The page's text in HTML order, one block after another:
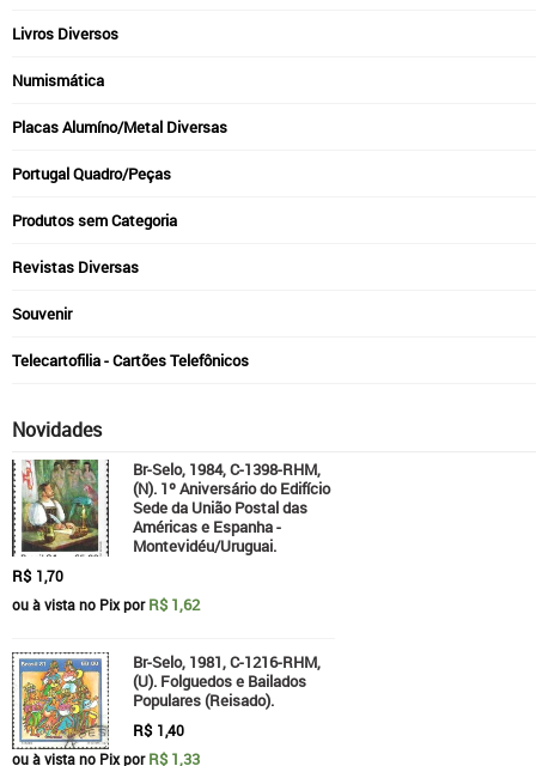
Livros Diversos
Numismática
Placas Alumíno/Metal Diversas
Portugal Quadro/Peças
Produtos sem Categoria
Revistas Diversas
Souvenir
Telecartofilia - Cartões Telefônicos
Novidades
Br-Selo, 1984, C-1398-RHM,
(N). 1º Aniversário do Edifício
Sede da União Postal das
Américas e Espanha -
Montevidéu/Uruguai.
R$ 1,70
ou à vista no Pix porR$ 1,62
Br-Selo, 1981, C-1216-RHM,
(U). Folguedos e Bailados
Populares (Reisado).
R$ 1,40
ou à vista no Pix porR$ 1,33